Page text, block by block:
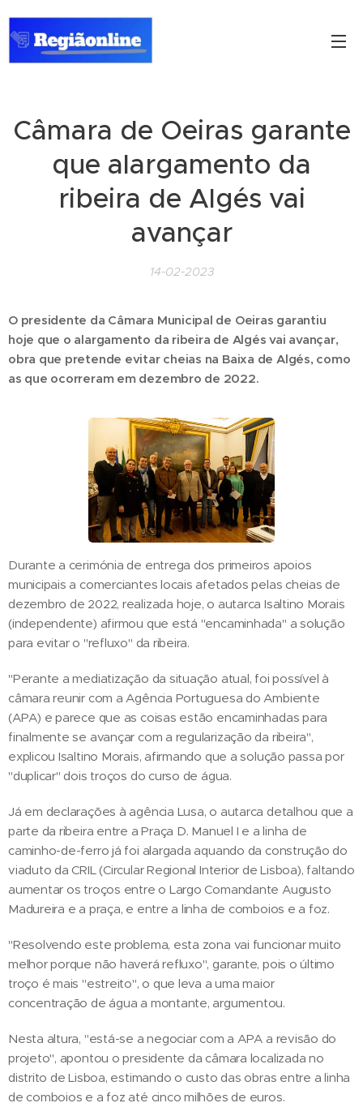
Câmara de Oeiras garante
que alargamento da
ribeira de Algés vai
avançar
14-02-2023
O presidente da Câmara Municipal de Oeiras garantiu
hoje que o alargamento da ribeira de Algés vai avançar,
obra que pretende evitar cheias na Baixa de Algés, como
as que ocorreram em dezembro de 2022.
Durante a cerimónia de entrega dos primeiros apoios
municipais a comerciantes locais afetados pelas cheias de
dezembro de 2022, realizada hoje, o autarca Isaltino Morais
(independente) afirmou que está "encaminhada" a solução
para evitar o "refluxo" da ribeira.
"Perante a mediatização da situação atual, foi possível à
câmara reunir com a Agência Portuguesa do Ambiente
(APA) e parece que as coisas estão encaminhadas para
finalmente se avançar com a regularização da ribeira",
explicou Isaltino Morais, afirmando que a solução passa por
"duplicar" dois troços do curso de água.
Já em declarações à agência Lusa, o autarca detalhou que a
parte da ribeira entre a Praça D. Manuel I e a linha de
caminho-de-ferro já foi alargada aquando da construção do
viaduto da CRIL (Circular Regional Interior de Lisboa), faltando
aumentar os troços entre o Largo Comandante Augusto
Madureira e a praça, e entre a linha de comboios e a foz.
"Resolvendo este problema, esta zona vai funcionar muito
melhor porque não haverá refluxo", garante, pois o último
troço é mais "estreito", o que leva a uma maior
concentração de água a montante, argumentou.
Nesta altura, "está-se a negociar com a APA a revisão do
projeto", apontou o presidente da câmara localizada no
distrito de Lisboa, estimando o custo das obras entre a linha
de comboios e a foz até cinco milhões de euros.